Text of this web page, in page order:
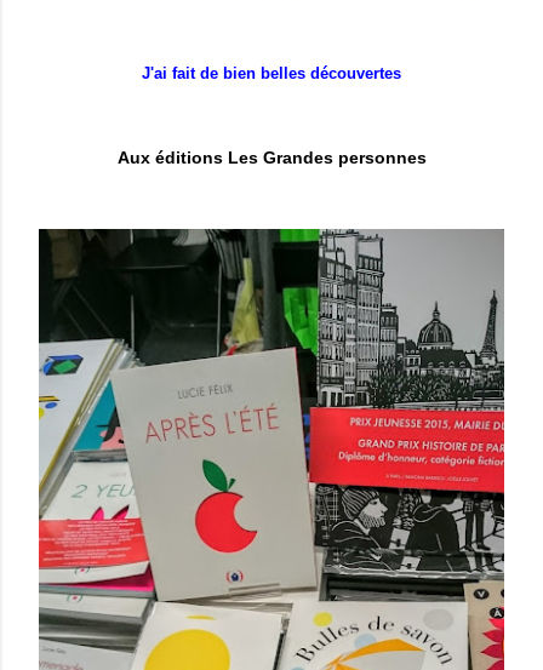
J'ai fait de bien belles découvertes
Aux éditions Les Grandes personnes